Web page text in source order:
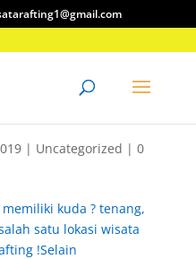
| Uncategorized | 0
kuda ? tenang,
satu lokasi wisata
!Selain